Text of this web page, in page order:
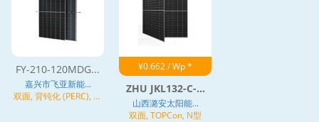
FY-210-120MDG...
嘉兴市飞亚新能...
双面, 背钝化 (PERC), 异
¥0.662 / Wp *
ZHU JKL132-C-...
山西潞安太阳能...
双面, TOPCon, N型